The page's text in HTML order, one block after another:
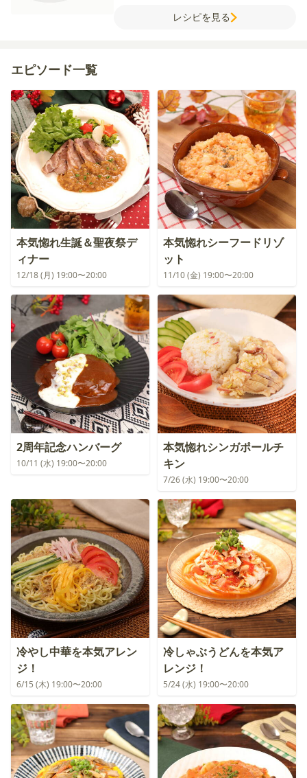
ベーキングパウダーココアパウダー
レシピを見る
エピソード一覧
本気惚れ生誕＆聖夜祭デ
ィナー
12/18 (月) 19:00〜20:00
本気惚れシーフードリゾ
ット
11/10 (金) 19:00〜20:00
2周年記念ハンバーグ
10/11 (水) 19:00〜20:00
本気惚れシンガポールチ
キン
7/26 (水) 19:00〜20:00
冷やし中華を本気アレン
ジ！
6/15 (木) 19:00〜20:00
冷しゃぶうどんを本気ア
レンジ！
5/24 (水) 19:00〜20:00